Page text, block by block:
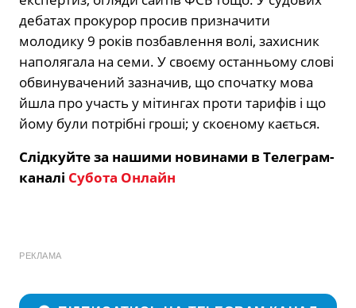
дебатах прокурор просив призначити
молодику 9 років позбавлення волі, захисник
наполягала на семи. У своєму останньому слові
обвинувачений зазначив, що спочатку мова
йшла про участь у мітингах проти тарифів і що
йому були потрібні гроші; у скоєному кається.
Слідкуйте за нашими новинами в Телеграм-
каналі Субота Онлайн
РЕКЛАМА